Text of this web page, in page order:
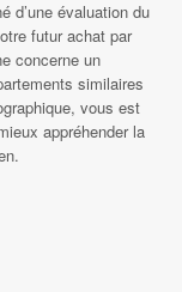
d’une évaluation du
futur achat par
concerne un
similaires
vous est
appréhender la